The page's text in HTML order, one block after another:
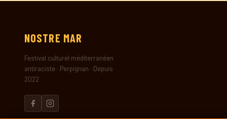
NOSTRE MAR
Festival culturel méditerranéen
antiraciste · Perpignan · Depuis
2022